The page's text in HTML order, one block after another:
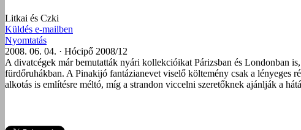
Litkai és Czki
Küldés e-mailben
Nyomtatás
2008. 06. 04. · Hócipő 2008/12
A divatcégek már bemutatták nyári kollekcióikat Párizsban és Londonban
fürdőruhákban. A Pinakijó fantázianevet viselő költemény csak a lényeges
alkotás is említésre méltó, míg a strandon viccelni szeretőknek ajánlják a